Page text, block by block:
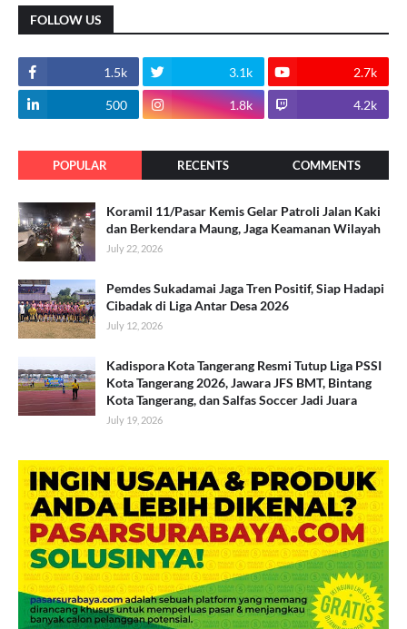
FOLLOW US
1.5k 3.1k 2.7k
500 1.8k 4.2k
POPULAR RECENTS COMMENTS
Koramil 11/Pasar Kemis Gelar Patroli Jalan Kaki
dan Berkendara Maung, Jaga Keamanan Wilayah
July 22, 2026
Pemdes Sukadamai Jaga Tren Positif, Siap Hadapi
Cibadak di Liga Antar Desa 2026
July 12, 2026
Kadispora Kota Tangerang Resmi Tutup Liga PSSI
Kota Tangerang 2026, Jawara JFS BMT, Bintang
Kota Tangerang, dan Salfas Soccer Jadi Juara
July 19, 2026